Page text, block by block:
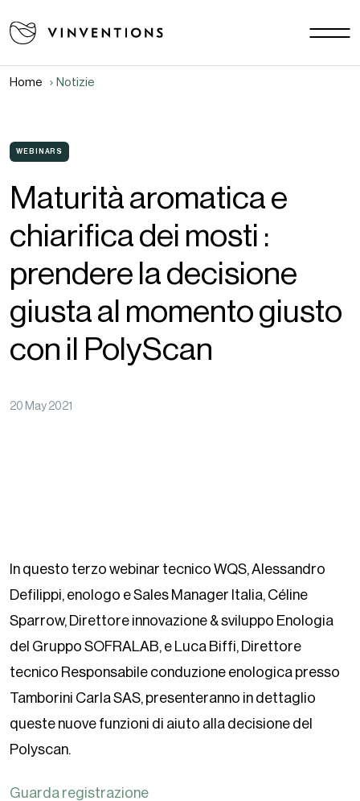
Le nostre soluzioni
Le vostre sfide
Contatti
Lavora con noi
Download area
Notizie
FAQ
Home Notizie
WEBINARS
Maturità aromatica e
chiarifica dei mosti :
prendere la decisione
giusta al momento giusto
con il PolyScan
20 May 2021
In questo terzo webinar tecnico WQS, Alessandro
Defilippi, enologo e Sales Manager Italia, Céline
Sparrow, Direttore innovazione & sviluppo Enologia
del Gruppo SOFRALAB, e Luca Biffi, Direttore
tecnico Responsabile conduzione enologica presso
Tamborini Carla SAS, presenteranno in dettaglio
queste nuove funzioni di aiuto alla decisione del
Polyscan.
Guarda registrazione